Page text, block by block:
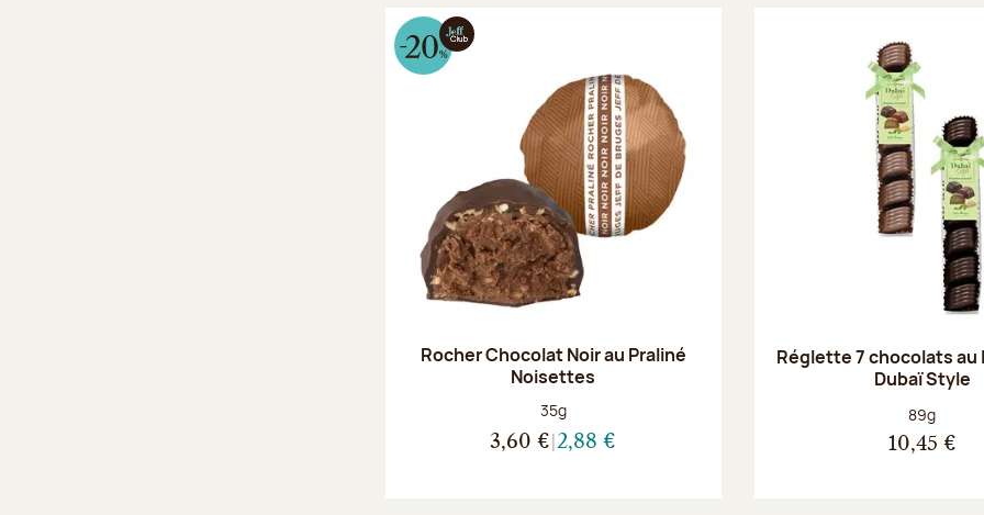
Rocher Chocolat Noir au Praliné
Noisettes
Poids net :
35g
3,60 € 2,88 €
Réglette 7 chocolats au
Dubaï Style
Poids net :
89g
10,45 €